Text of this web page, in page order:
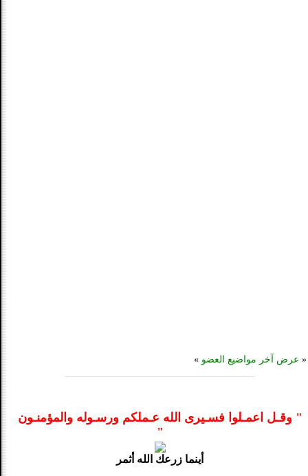
« عرض آخر مواضيع العضو »
" وقـل اعمـلوا فسـيرى الله عـملكم ورسـوله والمؤمنـون
"
أينما زرعك الله أثمر